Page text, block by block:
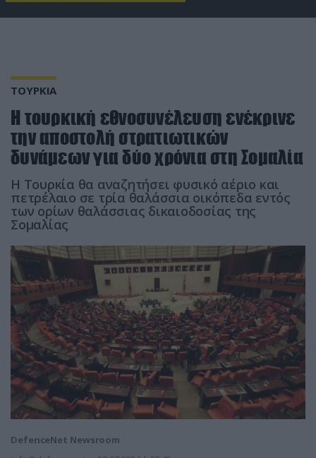
ΤΟΥΡΚΙΑ
Η τουρκική εθνοσυνέλευση ενέκρινε
την αποστολή στρατιωτικών
δυνάμεων για δύο χρόνια στη Σομαλία
Η Τουρκία θα αναζητήσει φυσικό αέριο και
πετρέλαιο σε τρία θαλάσσια οικόπεδα εντός
των ορίων θαλάσσιας δικαιοδοσίας της
Σομαλίας
DefenceNet Newsroom